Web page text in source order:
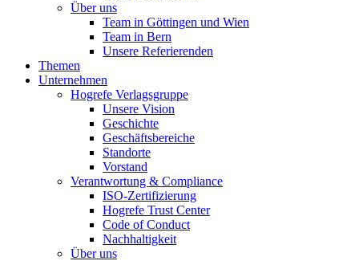
Über uns
Team in Göttingen und Wien
Team in Bern
Unsere Referierenden
Themen
Unternehmen
Hogrefe Verlagsgruppe
Unsere Vision
Geschichte
Geschäftsbereiche
Standorte
Vorstand
Verantwortung & Compliance
ISO-Zertifizierung
Hogrefe Trust Center
Code of Conduct
Nachhaltigkeit
Über uns